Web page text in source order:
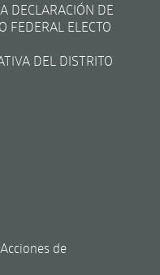
DECLARACIÓN DE
FEDERAL ELECTO
DEL DISTRITO
de